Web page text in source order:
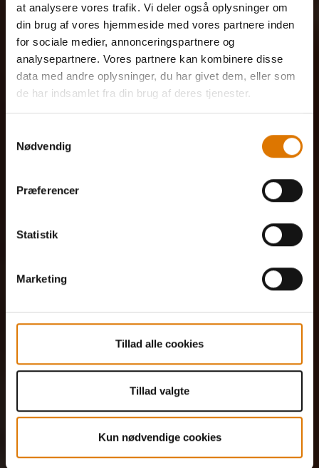
at analysere vores trafik. Vi deler også oplysninger om
din brug af vores hjemmeside med vores partnere inden
for sociale medier, annonceringspartnere og
analysepartnere. Vores partnere kan kombinere disse
data med andre oplysninger, du har givet dem, eller som
de har indsamlet fra din brug af deres tjenester.
Nødvendig
Præferencer
Statistik
Marketing
Tillad alle cookies
Tillad valgte
Kun nødvendige cookies